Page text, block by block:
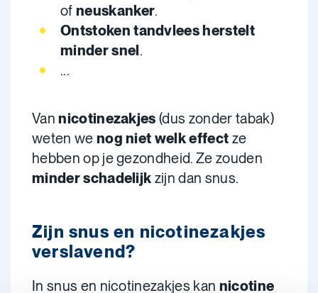
of neuskanker.
Ontstoken tandvleesherstelt
minder snel.
...
Vannicotinezakjes (dus zonder tabak)
weten we nog niet welk effect ze
hebben op je gezondheid. Ze zouden
minder schadelijk zijn dan snus.
Zijn snus en nicotinezakjes
verslavend?
In snus en nicotinezakjes kan nicotine